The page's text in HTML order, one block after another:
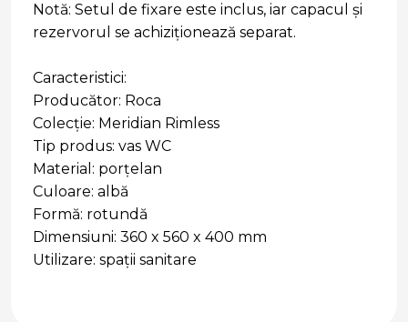
Notă: Setul de fixare este inclus, iar capacul și
rezervorul se achiziționează separat.
Caracteristici:
Producător: Roca
Colecție: Meridian Rimless
Tip produs: vas WC
Material: porțelan
Culoare: albă
Formă: rotundă
Dimensiuni: 360 x 560 x 400 mm
Utilizare: spații sanitare